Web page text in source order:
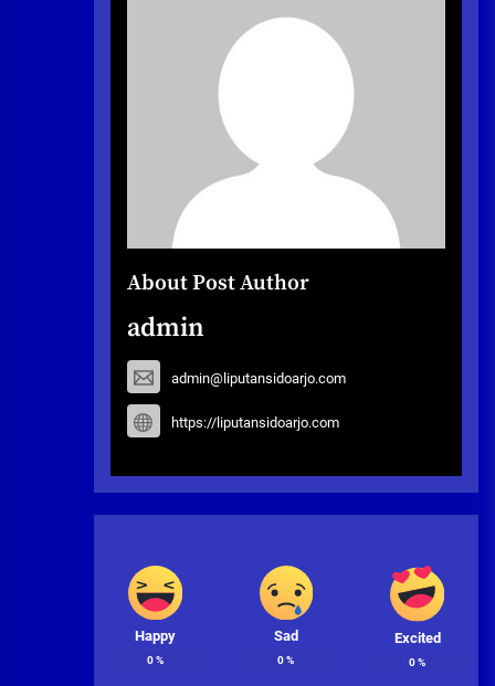
About Post Author
admin
admin@liputansidoarjo.com
https://liputansidoarjo.com
Happy
0%
Sad
0%
Excited
0%